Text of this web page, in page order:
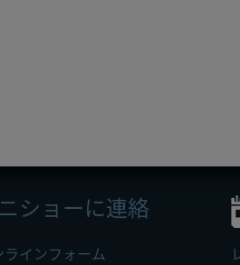
ショーに連絡
ラインフォーム